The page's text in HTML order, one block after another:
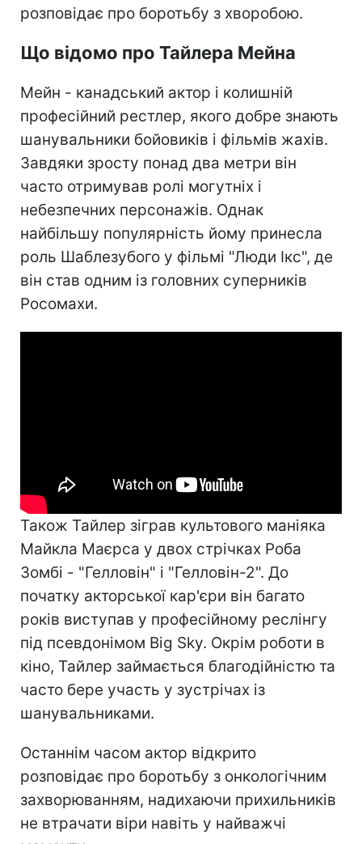
розповідає про боротьбу з хворобою.
Що відомо про Тайлера Мейна
Мейн - канадський актор і колишній
професійний рестлер, якого добре знають
шанувальники бойовиків і фільмів жахів.
Завдяки зросту понад два метри він
часто отримував ролі могутніх і
небезпечних персонажів. Однак
найбільшу популярність йому принесла
роль Шаблезубого у фільмі "Люди Ікс", де
він став одним із головних суперників
Росомахи.
Також Тайлер зіграв культового маніяка
Майкла Маєрса у двох стрічках Роба
Зомбі - "Гелловін" і "Гелловін-2". До
початку акторської кар'єри він багато
років виступав у професійному реслінгу
під псевдонімом Big Sky. Окрім роботи в
кіно, Тайлер займається благодійністю та
часто бере участь у зустрічах із
шанувальниками.
Останнім часом актор відкрито
розповідає про боротьбу з онкологічним
захворюванням, надихаючи прихильників
не втрачати віри навіть у найважчі